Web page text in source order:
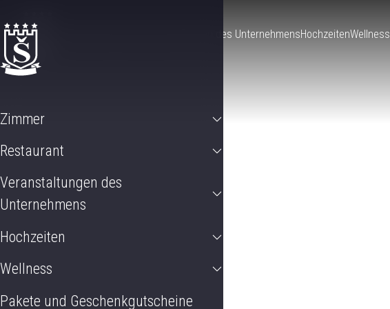
Veranstaltungen des UnternehmensHochzeitenWellness
Zimmer
Restaurant
Veranstaltungen des
Unternehmens
Hochzeiten
Wellness
Pakete und Geschenkgutscheine